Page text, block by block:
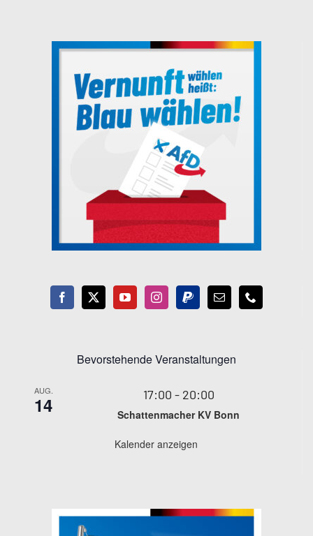
Bevorstehende Veranstaltungen
AUG.
14 17:00 - 20:00
Schattenmacher KV Bonn
Kalender anzeigen